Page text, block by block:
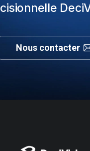
Nous contacter